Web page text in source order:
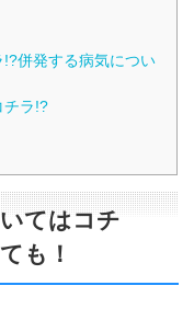
併発する病気につい
チラ!?
てはコチ
も！